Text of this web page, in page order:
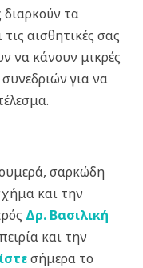
τα
αισθητικές σας
να κάνουν μικρές
για να
σαρκώδη
και την
Δρ. Βασιλική
και την
σήμερα το